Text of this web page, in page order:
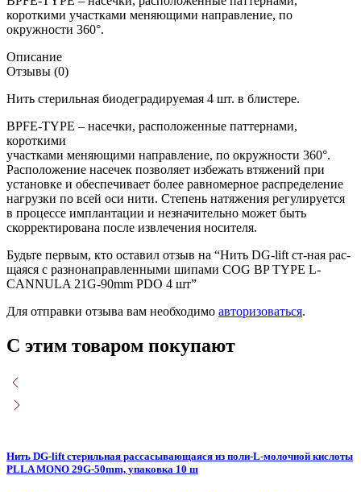
короткими участками меняющими направление, по
окружности 360°.
Описание
Отзывы (0)
Нить стерильная биодеградируемая 4 шт. в блистере.
BPFE-TYPE – насечки, расположенные паттернами,
короткими
участками меняющими направление, по окружности 360°.
Расположение насечек позволяет избежать втяжений при
установке и обеспечивает более равномерное распределение
нагрузки по всей оси нити. Степень натяжения регулируется
в процессе имплантации и незначительно может быть
скорректирована после извлечения носителя.
Будьте первым, кто оставил отзыв на “Нить DG-lift ст-ная рас-
щаяся с разнонаправленными шипами COG BP TYPE L-
CANNULA 21G-90mm PDO 4 шт”
Для отправки отзыва вам необходимо авторизоваться.
С этим товаром покупают
Нить DG-lift стерильная рассасывающаяся из поли-L-молочной кислоты
PLLA MONO 29G-50mm, упаковка 10 ш